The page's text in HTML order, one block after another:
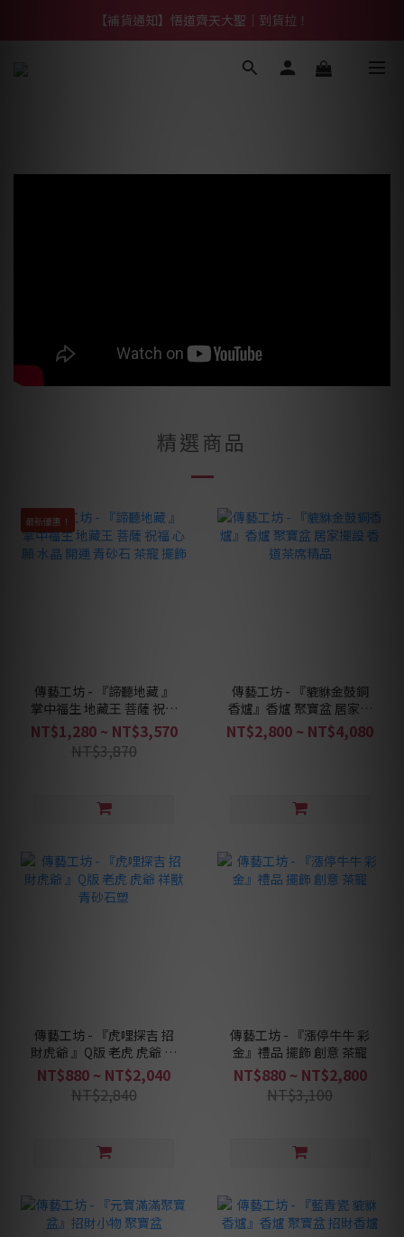
【熱門】馬上有系列！四種寶物幫你財運「轉」進來
【補貨通知】悟道齊天大聖｜到貨拉！
【熱門】馬上有系列！四種寶物幫你財運「轉」進來
精選商品
最新優惠！
傳藝工坊 - 『諦聽地藏 』
掌中福生 地藏王 菩薩 祝福
心願 水晶 開運 青砂石 茶
寵 擺飾
NT$1,280 ~ NT$3,570
NT$3,870
傳藝工坊 - 『貔貅金鼓銅
香爐』香爐 聚寶盆 居家擺
設 香道茶席精品
NT$2,800 ~ NT$4,080
傳藝工坊 - 『虎哩探吉 招
財虎爺 』Q版 老虎 虎爺 祥
獸 青砂石塑
NT$880 ~ NT$2,040
NT$2,840
傳藝工坊 - 『漲停牛牛 彩
金』禮品 擺飾 創意 茶寵
NT$880 ~ NT$2,800
NT$3,100